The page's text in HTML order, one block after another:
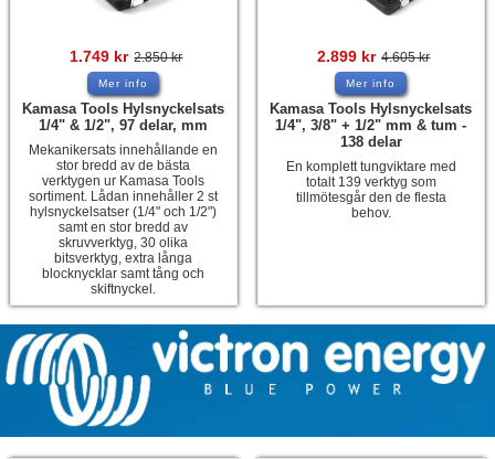
1.749 kr 2.850kr
Mer info
Kamasa Tools Hylsnyckelsats
1/4" & 1/2", 97 delar, mm
Mekanikersats innehållande en
stor bredd av de bästa
verktygen ur Kamasa Tools
sortiment. Lådan innehåller 2 st
hylsnyckelsatser (1/4" och 1/2")
samt en stor bredd av
skruvverktyg, 30 olika
bitsverktyg, extra långa
blocknycklar samt tång och
skiftnyckel.
2.899 kr 4.605kr
Mer info
Kamasa Tools Hylsnyckelsats
1/4", 3/8" + 1/2" mm & tum -
138 delar
En komplett tungviktare med
totalt 139 verktyg som
tillmötesgår den de flesta
behov.